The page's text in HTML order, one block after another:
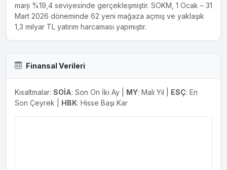
marjı %19,4 seviyesinde gerçekleşmiştir. SOKM, 1 Ocak – 31
Mart 2026 döneminde 62 yeni mağaza açmış ve yaklaşık
1,3 milyar TL yatırım harcaması yapmıştır.
Finansal Verileri
Kısaltmalar: SOİA: Son On İki Ay | MY: Mali Yıl | ESÇ: En
Son Çeyrek | HBK: Hisse Başı Kar